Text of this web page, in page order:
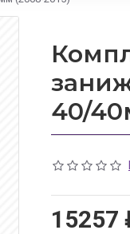
40/
15257